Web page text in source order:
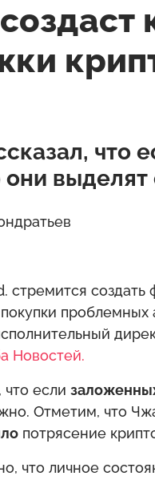
что
они
стремится
Новостей.
если
Отметим, что
потрясение
что личное